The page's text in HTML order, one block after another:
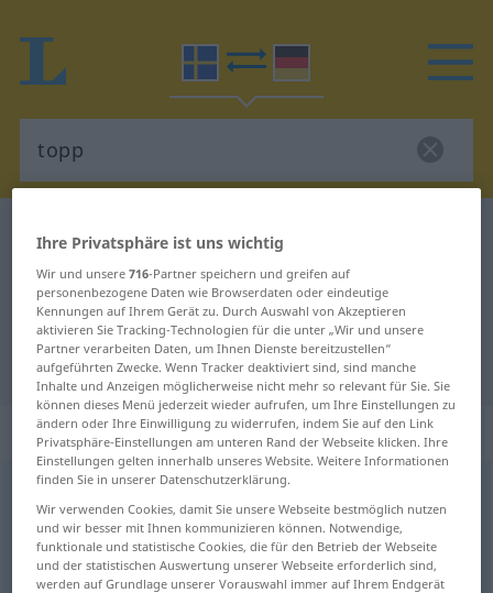
Schwedisch-Deutsch Wörterbuch
Schwedisch-Deutsch Übersetzung
für "topp"
"topp" Deutsch Übersetzung
„topp“: Interjektion, Ausruf
toppinter
Übersicht aller Übersetzungen
(Für mehr Details die Übersetzung anklicken/antippen)
Ihre Privatsphäre ist uns wichtig
Wir und unsere716-Partner speichern und greifen auf
personenbezogene Daten wie Browserdaten oder eindeutige
Kennungen auf Ihrem Gerät zu. Durch Auswahl von Akzeptieren
aktivieren Sie Tracking-Technologien für die unter „Wir und unsere
Partner verarbeiten Daten, um Ihnen Dienste bereitzustellen“
aufgeführten Zwecke. Wenn Tracker deaktiviert sind, sind manche
Inhalte und Anzeigen möglicherweise nicht mehr so relevant für Sie. Sie
können dieses Menü jederzeit wieder aufrufen, um Ihre Einstellungen zu
ändern oder Ihre Einwilligung zu widerrufen, indem Sie auf den Link
Privatsphäre-Einstellungen am unteren Rand der Webseite klicken. Ihre
Einstellungen gelten innerhalb unseres Website. Weitere Informationen
finden Sie in unserer Datenschutzerklärung.
Wir verwenden Cookies, damit Sie unsere Webseite bestmöglich nutzen
und wir besser mit Ihnen kommunizieren können. Notwendige,
funktionale und statistische Cookies, die für den Betrieb der Webseite
und der statistischen Auswertung unserer Webseite erforderlich sind,
werden auf Grundlage unserer Vorauswahl immer auf Ihrem Endgerät